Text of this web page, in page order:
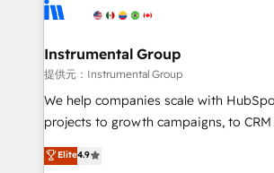
agency for a growth problem. Hire a partner built to
Elite Partners with 10+ years of
Premier Partner 2023 🌟5 HubSpot
Won HubSpot Theme Challenge 2021
HubSpot Rising Star Why us? Harnessing the full
potential of the powerful HubSpot CRM. ✔️A team
HubSpot experience ✔️Flexible pricing
Instrumental Group
提供元：Instrumental Group
We help companies scale with
projects to growth campaigns, to
Hire an agency that's experienced in
HubSpot and willing to work hand-in-
Elite4.9